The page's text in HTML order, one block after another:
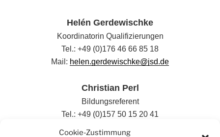
Cookie-Zustimmung
Helén Gerdewischke
Koordinatorin Qualifizierungen
Tel.: +49 (0)176 46 66 85 18
Mail: helen.gerdewischke@jsd.de
Christian Perl
Bildungsreferent
Tel.: +49 (0)157 50 15 20 41